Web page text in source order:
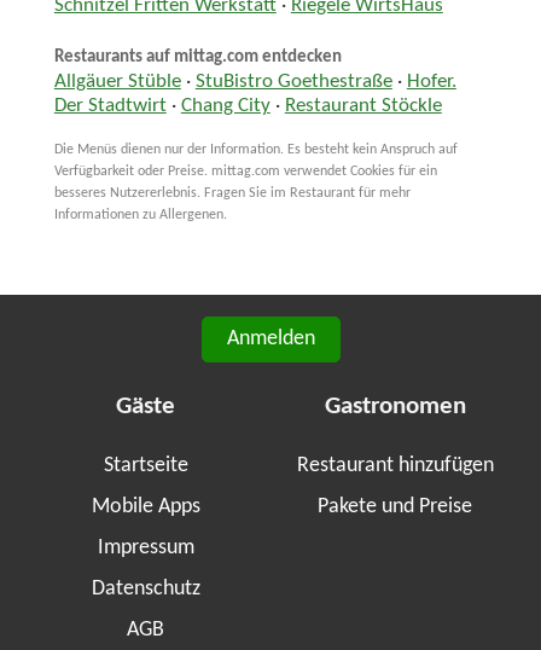
Schnitzel Fritten Werkstatt· Riegele WirtsHaus
Restaurants auf mittag.com entdecken
Allgäuer Stüble· StuBistro Goethestraße· Hofer.
Der Stadtwirt· Chang City· Restaurant Stöckle
Die Menüs dienen nur der Information. Es besteht kein Anspruch auf
Verfügbarkeit oder Preise. mittag.com verwendet Cookies für ein
besseres Nutzererlebnis. Fragen Sie im Restaurant für mehr
Informationen zu Allergenen.
Anmelden
Gäste
Startseite
Mobile Apps
Impressum
Datenschutz
AGB
Gastronomen
Restaurant hinzufügen
Pakete und Preise